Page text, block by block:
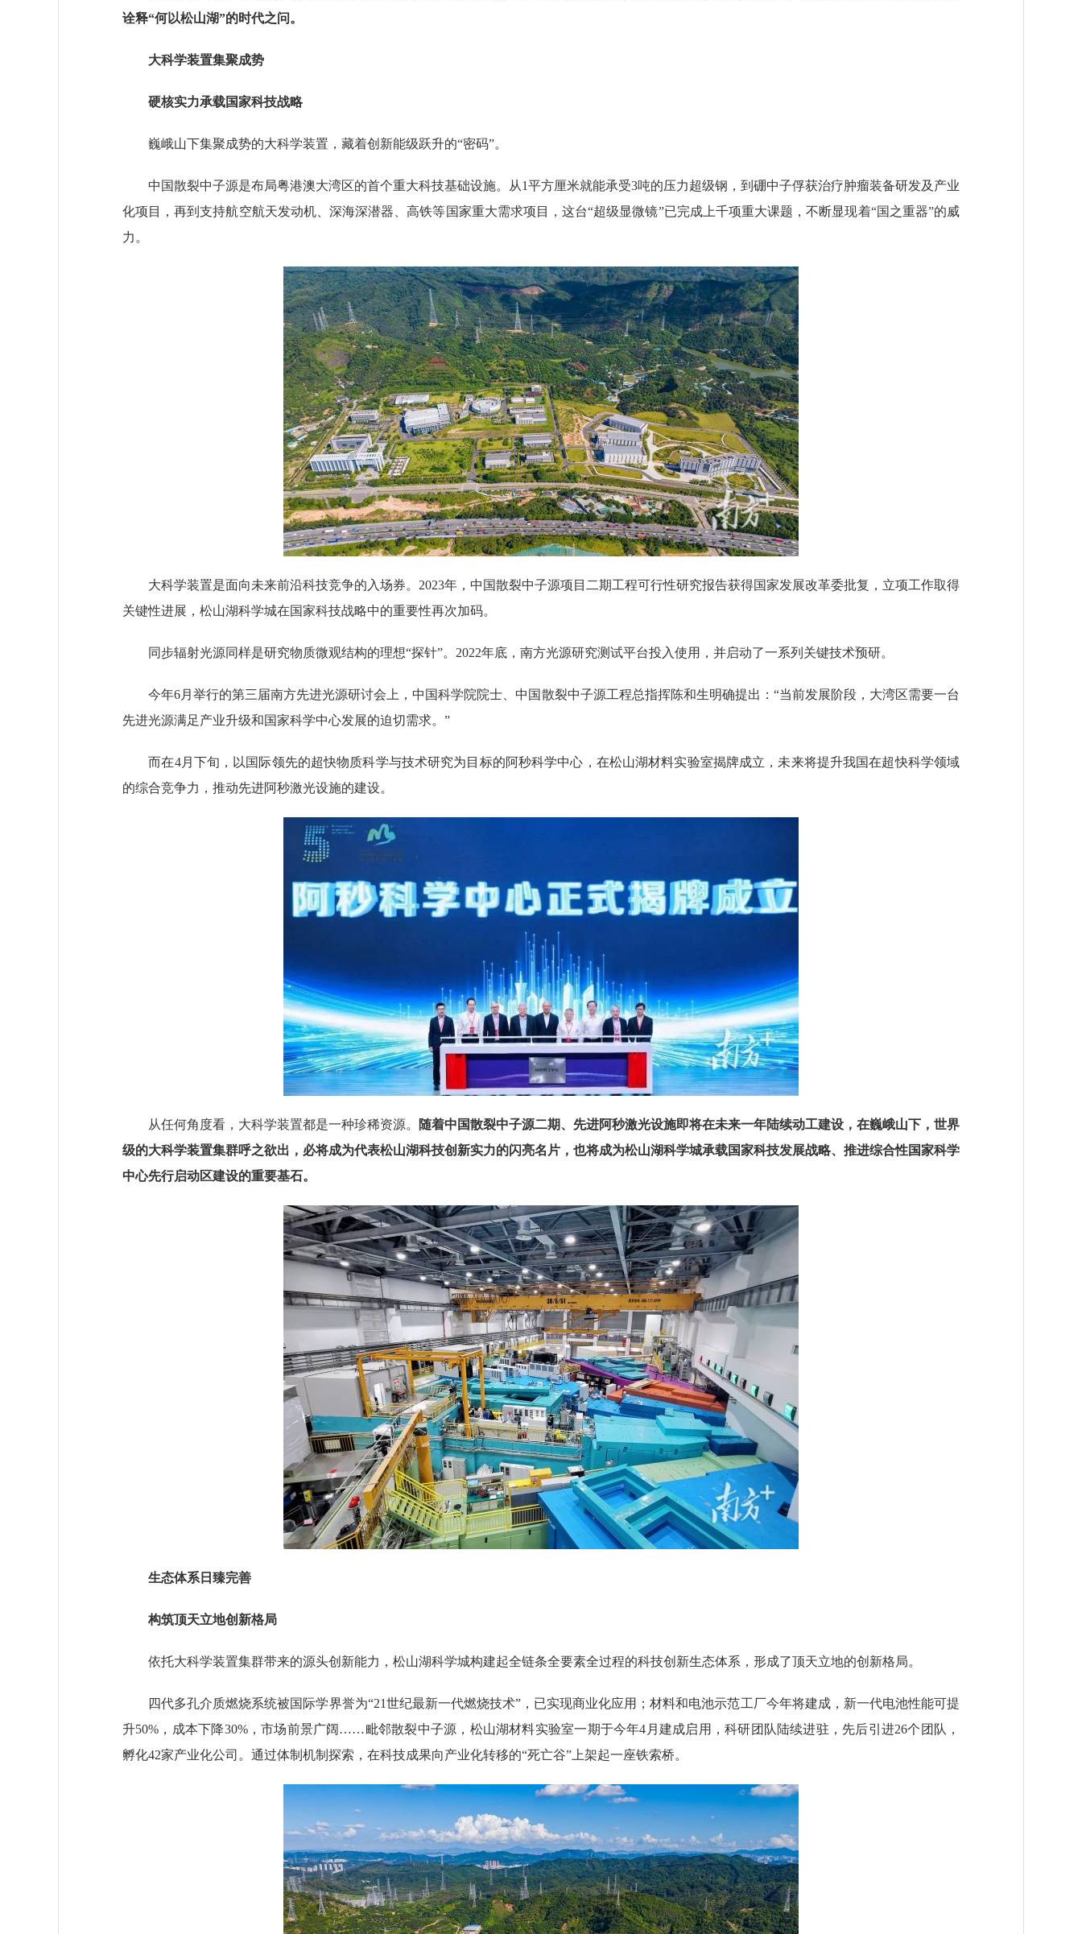
诠释“何以松山湖”的时代之问。
大科学装置集聚成势
硬核实力承载国家科技战略
巍峨山下集聚成势的大科学装置，藏着创新能级跃升的“密码”。
中国散裂中子源是布局粤港澳大湾区的首个重大科技基础设施。从1平方厘米就能承受3吨的压力超级钢，到硼中子俘获治疗肿瘤装备研发及产业
化项目，再到支持航空航天发动机、深海深潜器、高铁等国家重大需求项目，这台“超级显微镜”已完成上千项重大课题，不断显现着“国之重器”的威
力。
大科学装置是面向未来前沿科技竞争的入场券。2023年，中国散裂中子源项目二期工程可行性研究报告获得国家发展改革委批复，立项工作取得
关键性进展，松山湖科学城在国家科技战略中的重要性再次加码。
同步辐射光源同样是研究物质微观结构的理想“探针”。2022年底，南方光源研究测试平台投入使用，并启动了一系列关键技术预研。
今年6月举行的第三届南方先进光源研讨会上，中国科学院院士、中国散裂中子源工程总指挥陈和生明确提出：“当前发展阶段，大湾区需要一台
先进光源满足产业升级和国家科学中心发展的迫切需求。”
而在4月下旬，以国际领先的超快物质科学与技术研究为目标的阿秒科学中心，在松山湖材料实验室揭牌成立，未来将提升我国在超快科学领域
的综合竞争力，推动先进阿秒激光设施的建设。
从任何角度看，大科学装置都是一种珍稀资源。
随着中国散裂中子源二期、先进阿秒激光设施即将在未来一年陆续动工建设，在巍峨山下，世界
级的大科学装置集群呼之欲出，必将成为代表松山湖科技创新实力的闪亮名片，也将成为松山湖科学城承载国家科技发展战略、推进综合性国家科学
中心先行启动区建设的重要基石。
生态体系日臻完善
构筑顶天立地创新格局
依托大科学装置集群带来的源头创新能力，松山湖科学城构建起全链条全要素全过程的科技创新生态体系，形成了顶天立地的创新格局。
四代多孔介质燃烧系统被国际学界誉为“21世纪最新一代燃烧技术”，已实现商业化应用；材料和电池示范工厂今年将建成，新一代电池性能可提
升50%，成本下降30%，市场前景广阔……毗邻散裂中子源，松山湖材料实验室一期于今年4月建成启用，科研团队陆续进驻，先后引进26个团队，
孵化42家产业化公司。通过体制机制探索，在科技成果向产业化转移的“死亡谷”上架起一座铁索桥。